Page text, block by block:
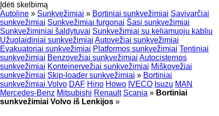
Įdėti skelbimą
Autoline » Sunkvežimiai » Bortiniai sunkvežimiai Savivarčiai
sunkvežimiai Sunkvežimiai furgonai Šasi sunkvežimiai
Sunkvežiminiai šaldytuvai Sunkvežimiai su keliamuoju kabliu
Užuolaidiniai sunkvežimiai Autovežiai sunkvežimiai
Evakuatoriai sunkvežimiai Platformos sunkvežimiai Tentiniai
sunkvežimiai Benzovežiai sunkvežimiai Autocisternos
sunkvežimiai Konteinervežiai sunkvežimiai Miškovežiai
sunkvežimiai Skip-loader sunkvežimiai » Bortiniai
sunkvežimiai Volvo DAF Hino Howo IVECO Isuzu MAN
Mercedes-Benz Mitsubishi Renault Scania » Bortiniai
sunkvežimiai Volvo iš Lenkijos »